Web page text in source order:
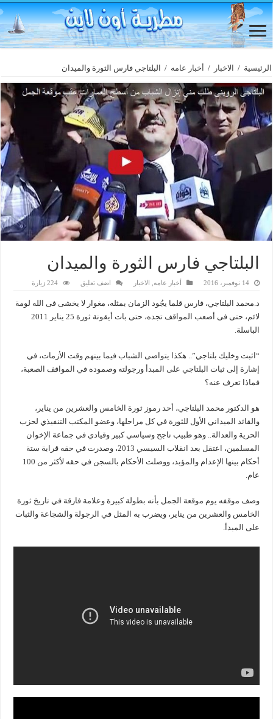
الرئيسية / الاخبار / أخبار عامه / البلتاجي فارس الثورة والميدان
البلتاجي فارس الثورة والميدان
14 نوفمبر، 2016 أخبار عامه, الاخبار اضف تعليق 224 زيارة
د.محمد البلتاجي، فارس قلما يجُود الزمان بمثله، مغوار لا يخشى فى الله لومة
لائم، حتى فى أصعب المواقف تجده، حتى بات أيقونة ثورة 25 يناير 2011
الباسلة.
“اثبت وخليك بلتاجي”.. هكذا يتواصى الشباب فيما بينهم وقت الأزمات، في
إشارة إلى ثبات البلتاجي على المبدأ ورجولته وصموده في المواقف الصعبة،
فماذا تعرف عنه؟
هو الدكتور محمد البلتاجي، أحد رموز ثورة الخامس والعشرين من يناير،
والقائد الميداني الأول للثورة في كل مراحلها، وعضو المكتب التنفيذي لحزب
الحرية والعدالة.. وهو طبيب ناجح وسياسي كبير وقيادي في جماعة الإخوان
المسلمين، اعتقل بعد انقلاب السيسي 2013، وصدرت في حقه قرابة ستة
أحكام بينها الإعدام والمؤبد، ووصلت الأحكام بالسجن في حقه لأكثر من 100
عام.
وصف موقفه يوم موقعة الجمل بأنه بطولة كبيرة وعلامة فارقة في تاريخ ثورة
الخامس والعشرين من يناير، ويضرب به المثل في الرجولة والشجاعة والثبات
على المبدأ.